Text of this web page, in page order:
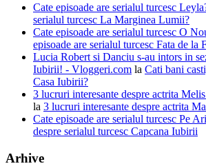
Cate episoade are serialul turcesc
serialul turcesc La Marginea Lumii?
Cate episoade are serialul turcesc O
episoade are serialul turcesc Fata de la
Lucia Robert si Danciu s-au intors in
Iubirii! - Vloggeri.com la Cati bani
Casa Iubirii?
3 lucruri interesante despre actrita
la 3 lucruri interesante despre actrita
Cate episoade are serialul turcesc Pe
despre serialul turcesc Capcana Iubirii
Arhive